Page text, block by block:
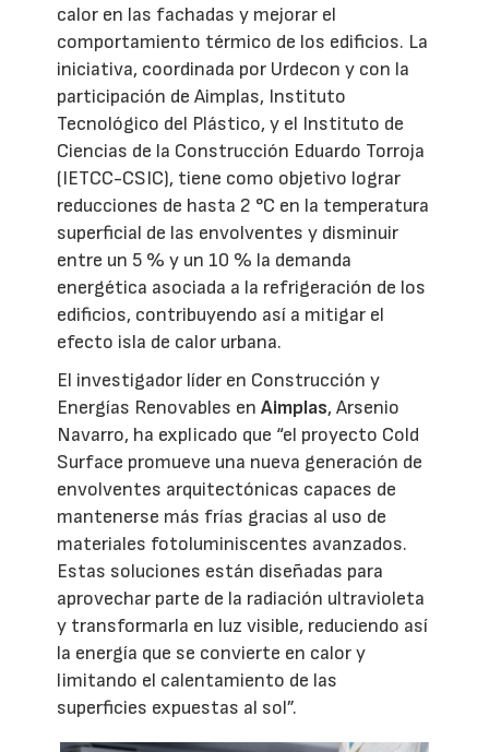
calor en las fachadas y mejorar el
comportamiento térmico de los edificios. La
iniciativa, coordinada por Urdecon y con la
participación de Aimplas, Instituto
Tecnológico del Plástico, y el Instituto de
Ciencias de la Construcción Eduardo Torroja
(IETCC-CSIC), tiene como objetivo lograr
reducciones de hasta 2 °C en la temperatura
superficial de las envolventes y disminuir
entre un 5 % y un 10 % la demanda
energética asociada a la refrigeración de los
edificios, contribuyendo así a mitigar el
efecto isla de calor urbana.
El investigador líder en Construcción y
Energías Renovables enAimplas, Arsenio
Navarro, ha explicado que “el proyecto Cold
Surface promueve una nueva generación de
envolventes arquitectónicas capaces de
mantenerse más frías gracias al uso de
materiales fotoluminiscentes avanzados.
Estas soluciones están diseñadas para
aprovechar parte de la radiación ultravioleta
y transformarla en luz visible, reduciendo así
la energía que se convierte en calor y
limitando el calentamiento de las
superficies expuestas al sol”.